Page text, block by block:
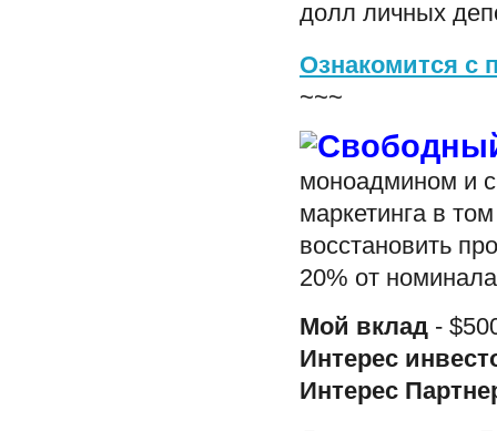
долл личных
Ознакомится с
~~~
моноадмином и
маркетинга в
восстановить
20% от
Мой вклад -
Интерес
Интерес